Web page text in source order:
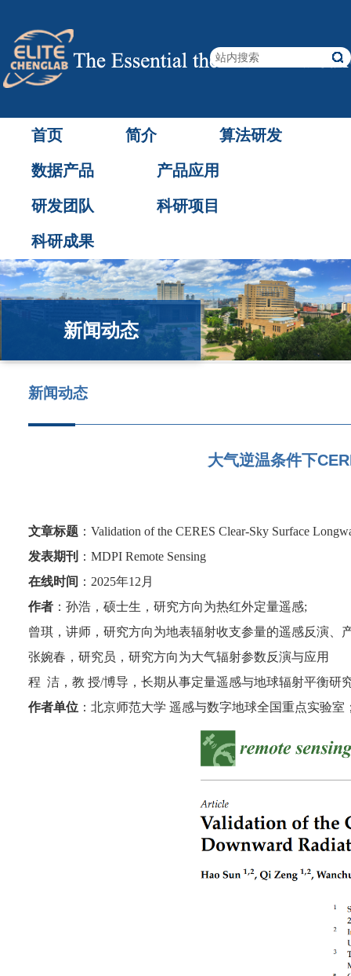
首页 简介 算法研发
数据产品 产品应用
研发团队 科研项目
科研成果
新闻动态
新闻动态
大气逆温条件下
文章标题 ： Validation of the CERES Clear-Sky Surface
发表期刊
： MDPI Remote Sensing
在线时间 ： 2025年12 月
作者 ：孙浩，硕士生，研究方向为热红外定量遥感;
曾琪，讲师，研究方向为地表辐射收支参量的遥感反演、
张婉春，研究员，研究方向为大气辐射参数反演与应用
程 洁，教 授/博导，长期从事定量遥感与地球辐射平衡研
作者单位 ：北京师范大学 遥感与数字地球全国重点实验室